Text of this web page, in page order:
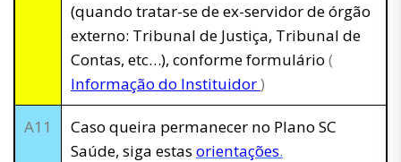
(quando tratar-se de ex-servidor de órgão
externo: Tribunal de Justiça, Tribunal de
Contas, etc…), conforme formulário(
Informação do Instituidor)
A11
Caso queira permanecer no Plano SC
Saúde, siga estas orientações.